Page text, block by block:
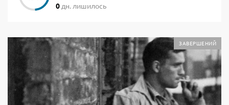
0 дн. лишилось
ЗАВЕРШЕНИЙ